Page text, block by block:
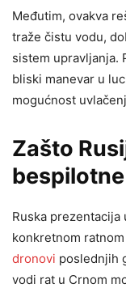
Međutim, ovakva
traže čistu vodu,
sistem upravljanja.
bliski manevar u
mogućnost
Zašto
Ruska
konkretnom
dronovi poslednjih
vodi rat u Crnom